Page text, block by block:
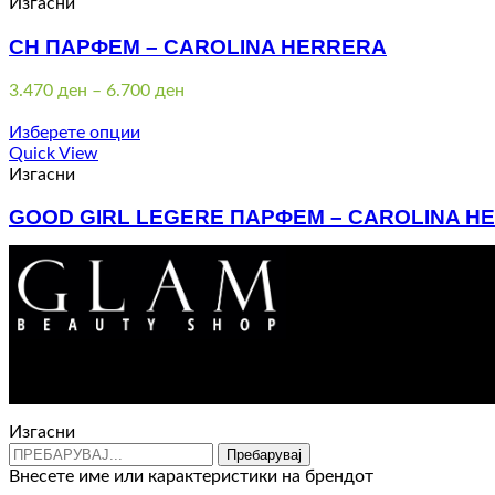
CH ПАРФЕМ – CAROLINA HERRERA
3.470 ден – 6.700 ден
Изберете опции
Quick View
Изгасни
GOOD GIRL LEGERE ПАРФЕМ – CAROLINA
3.870ден – ден
Price
range:
3.870 ден
through
Изгасни
Пребарувај
Внесете име или карактеристики на брендот